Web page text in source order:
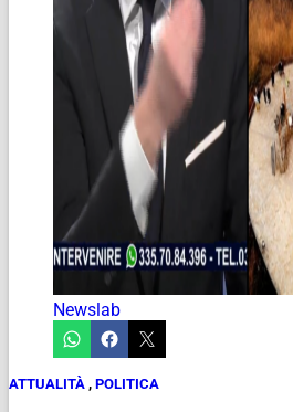
Newslab
ATTUALITÀ , POLITICA